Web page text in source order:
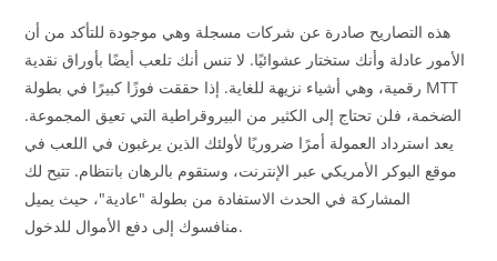
هذه التصاريح صادرة عن شركات مسجلة وهي موجودة للتأكد من أن
الأمور عادلة وأنك ستختار عشوائيًا. لا تنس أنك تلعب أيضًا بأوراق نقدية
رقمية، وهي أشياء نزيهة للغاية. إذا حققت فوزًا كبيرًا في بطولة MTT
الضخمة، فلن تحتاج إلى الكثير من البيروقراطية التي تعيق المجموعة.
يعد استرداد العمولة أمرًا ضروريًا لأولئك الذين يرغبون في اللعب في
موقع البوكر الأمريكي عبر الإنترنت، وستقوم بالرهان بانتظام. تتيح لك
المشاركة في الحدث الاستفادة من بطولة "عادية"، حيث يميل
منافسوك إلى دفع الأموال للدخول.